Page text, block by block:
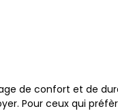
de confort et de
Pour ceux qui